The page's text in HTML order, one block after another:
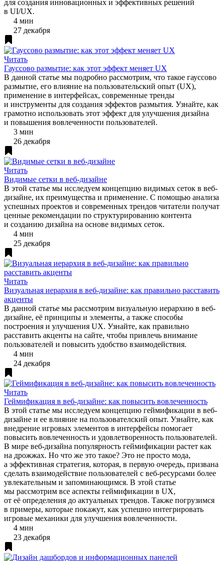
для создания инновационных и эффективных решений
в UI/UX.
4 мин
27 декабря
Читать
Гауссово размытие: как этот эффект меняет UX
В данной статье мы подробно рассмотрим, что такое гауссово
размытие, его влияние на пользовательский опыт (UX),
применение в интерфейсах, современные тренды
и инструменты для создания эффектов размытия. Узнайте, как
грамотно использовать этот эффект для улучшения дизайна
и повышения вовлеченности пользователей.
3 мин
26 декабря
Читать
Видимые сетки в веб-дизайне
В этой статье мы исследуем концепцию видимых сеток в веб-
дизайне, их преимущества и применение. С помощью анализа
успешных проектов и современных трендов читатели получат
ценные рекомендации по структурированию контента
и созданию дизайна на основе видимых сеток.
4 мин
25 декабря
Читать
Визуальная иерархия в веб-дизайне: как правильно расставить
акценты
В данной статье мы рассмотрим визуальную иерархию в веб-
дизайне, её принципы и элементы, а также способы
построения и улучшения UX. Узнайте, как правильно
расставить акценты на сайте, чтобы привлечь внимание
пользователей и повысить удобство взаимодействия.
4 мин
24 декабря
Читать
Геймификация в веб-дизайне: как повысить вовлеченность
В этой статье мы исследуем концепцию геймификации в веб-
дизайне и ее влияние на пользователский опыт. Узнайте, как
внедрение игровых элементов в интерфейсы помогает
повысить вовлеченность и удовлетворенность пользователей.
В мире веб-дизайна популярность геймификации растет как
на дрожжах. Но что же это такое? Это не просто мода,
а эффективная стратегия, которая, в первую очередь, призвана
сделать взаимодействие пользователей с веб-ресурсами более
увлекательным и запоминающимся. В этой статье
мы рассмотрим все аспекты геймификации в UX,
от её определения до актуальных трендов. Также погрузимся
в примеры, которые покажут, как успешно интегрировать
игровые механики для улучшения вовлеченности.
4 мин
23 декабря